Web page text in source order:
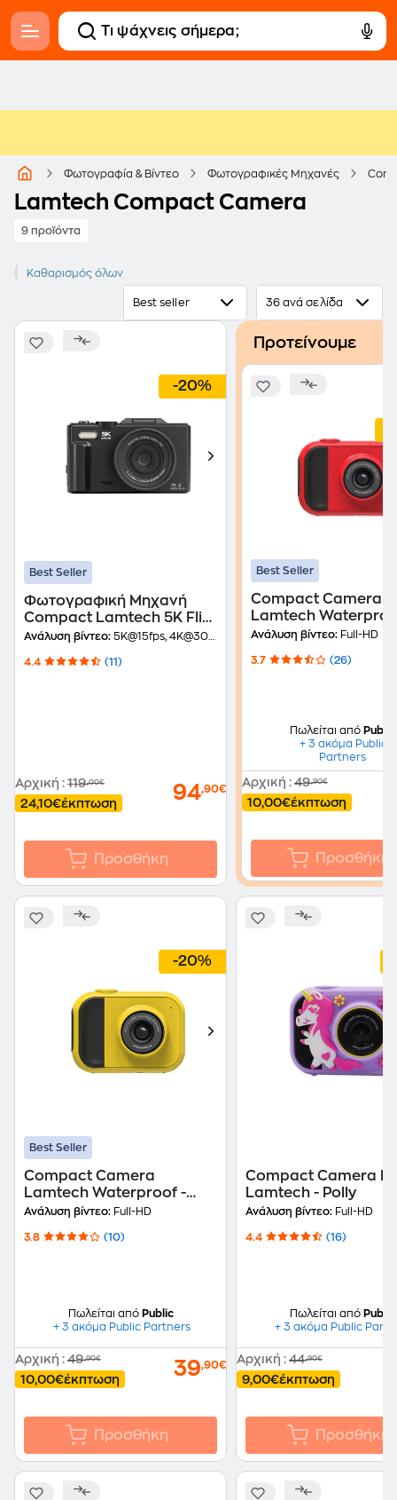
Φωτογραφία & Βίντεο Φωτογραφικές Μηχανές
Lamtech Compact Camera
9 προϊόντα
LAMTECH
Καθαρισμός όλων
Best seller 36 ανά σελίδα
-20%
Best Seller
Φωτογραφική Μηχανή
Compact Lamtech 5K Flip
Wi-Fi - Black
Ανάλυση βίντεο: 5K@15fps, 4K@30fps
4.4 (11)
Αρχική : 119,00€
24,10€έκπτωση 94,90€
Προσθήκη
Προτείνουμε
Best Seller
Compact Camera
Lamtech
Κόκκινο
Ανάλυση βίντεο: Full-HD
3.7 (26)
Πωλείται από Public
+ 3 ακόμα Public
Partners
Αρχική : 49,90€
10,00€έκπτωση
Προσθήκη
-20%
Best Seller
Compact Camera
Lamtech Waterproof -
Κίτρινο
Ανάλυση βίντεο: Full-HD
3.8 (10)
Πωλείται από Public
+ 3 ακόμα Public Partners
Αρχική : 49,90€
10,00€έκπτωση 39,90€
Προσθήκη
Compact Camera
Lamtech - Polly
Ανάλυση βίντεο: Full-HD
4.4 (16)
Πωλείται από Public
+ 3 ακόμα Public
Αρχική : 44,90€
9,00€έκπτωση
Προσθήκη